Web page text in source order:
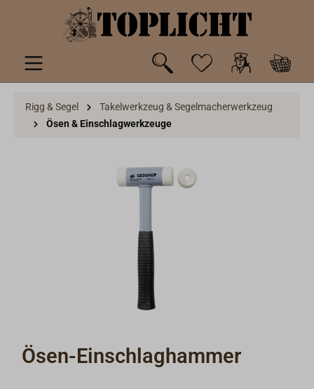
springen
Rigg & Segel
Takelwerkzeug & Segelmacherwerkzeug
Ösen & Einschlagwerkzeuge
Ösen-Einschlaghammer